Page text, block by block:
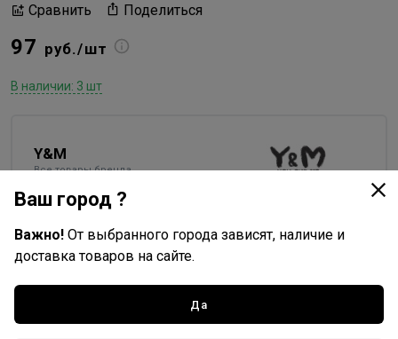
Сравнить Поделиться
97 руб./шт
В наличии: 3 шт
Y&M
Все товары бренда
Россия - страна бренда
Китай - страна производства
Доставка
Ваш город ?
Важно! От выбранного города зависят, наличие и
доставка товаров на сайте.
Да